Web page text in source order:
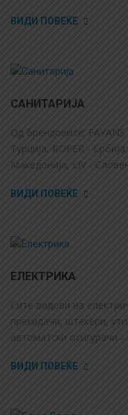
ВИДИ ПОВЕЌЕ
САНИТАРИЈА
Од брендовите: FAYANS
Турција, ROPER -
Македонија, LIV -
ВИДИ ПОВЕЌЕ
ЕЛЕКТРИКА
Сите видови на
прекидачи, штекери,
автоматски осигурачи -
ВИДИ ПОВЕЌЕ